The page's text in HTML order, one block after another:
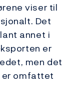
viser til
Det
annet i
er
men det
er omfattet